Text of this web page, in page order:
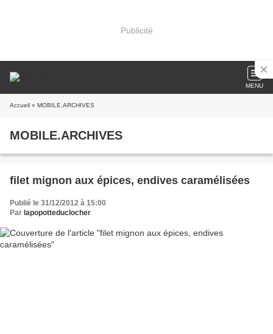
Publicité
MENU
Accueil » MOBILE.ARCHIVES
MOBILE.ARCHIVES
filet mignon aux épices, endives caramélisées
Publié le 31/12/2012 à 15:00
Par lapopotteduclocher